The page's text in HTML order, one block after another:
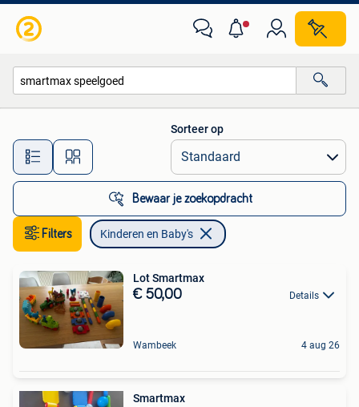
Alle afstanden…
Sorteer op
Bewaar je zoekopdracht
Filters Kinderen en Baby's
Lot Smartmax
€ 50,00 Details
Wambeek 4 aug 26
Smartmax